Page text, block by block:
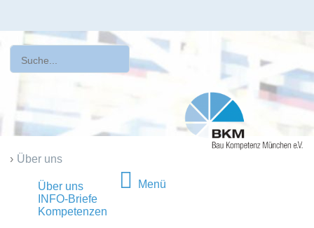
› Über uns
Über uns
INFO-Briefe
Kompetenzen
Menü